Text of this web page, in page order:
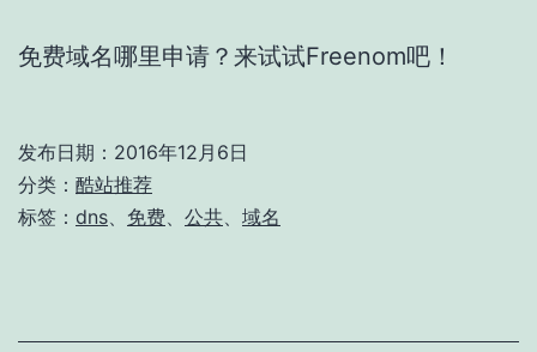
免费域名哪里申请？来试试Freenom吧！
发布日期： 2016年12月6日
分类： 酷站推荐
标签： dns 免费 公共 域名